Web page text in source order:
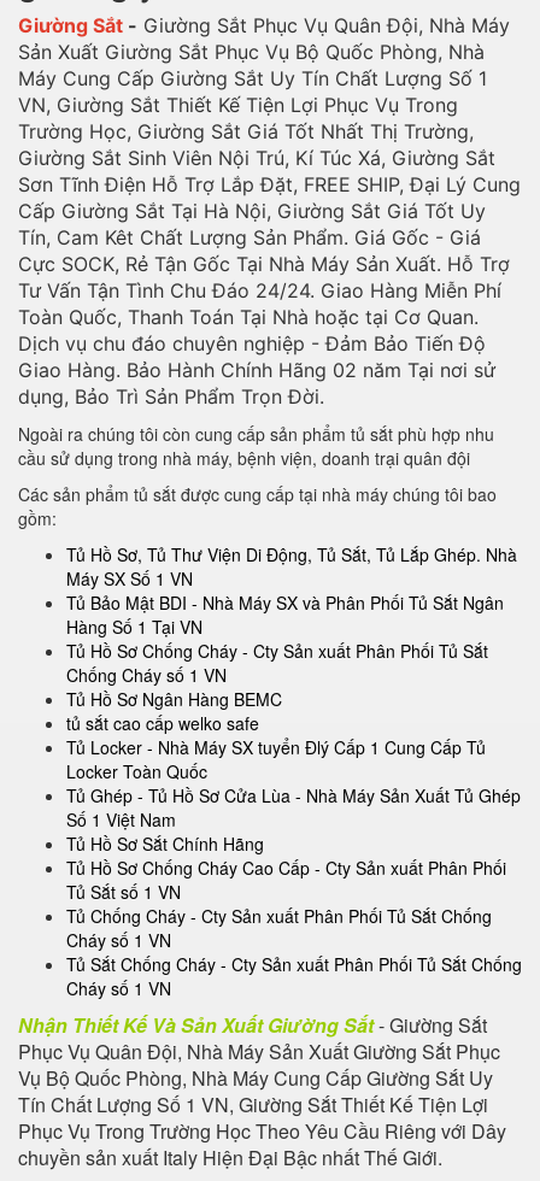
Giường Sắt - Giường Sắt Phục Vụ Quân Đội, Nhà Máy
Sản Xuất Giường Sắt Phục Vụ Bộ Quốc Phòng, Nhà
Máy Cung Cấp Giường Sắt Uy Tín Chất Lượng Số 1
VN, Giường Sắt Thiết Kế Tiện Lợi Phục Vụ Trong
Trường Học, Giường Sắt Giá Tốt Nhất Thị Trường,
Giường Sắt Sinh Viên Nội Trú, Kí Túc Xá, Giường Sắt
Sơn Tĩnh Điện Hỗ Trợ Lắp Đặt, FREE SHIP, Đại Lý Cung
Cấp Giường Sắt Tại Hà Nội, Giường Sắt Giá Tốt Uy
Tín, Cam Kêt Chất Lượng Sản Phẩm. Giá Gốc - Giá
Cực SOCK, Rẻ Tận Gốc Tại Nhà Máy Sản Xuất. Hỗ Trợ
Tư Vấn Tận Tình Chu Đáo 24/24. Giao Hàng Miễn Phí
Toàn Quốc, Thanh Toán Tại Nhà hoặc tại Cơ Quan.
Dịch vụ chu đáo chuyên nghiệp - Đảm Bảo Tiến Độ
Giao Hàng. Bảo Hành Chính Hãng 02 năm Tại nơi sử
dụng, Bảo Trì Sản Phẩm Trọn Đời.
Ngoài ra chúng tôi còn cung cấp sản phẩm tủ sắt phù hợp nhu
cầu sử dụng trong nhà máy, bệnh viện, doanh trại quân đội
Các sản phẩm tủ sắt được cung cấp tại nhà máy chúng tôi bao
gồm:
Tủ Hồ Sơ, Tủ Thư Viện Di Động, Tủ Sắt, Tủ Lắp Ghép. Nhà
Máy SX Số 1 VN
Tủ Bảo Mật BDI - Nhà Máy SX và Phân Phối Tủ Sắt Ngân
Hàng Số 1 Tại VN
Tủ Hồ Sơ Chống Cháy - Cty Sản xuất Phân Phối Tủ Sắt
Chống Cháy số 1 VN
Tủ Hồ Sơ Ngân Hàng BEMC
tủ sắt cao cấp welko safe
Tủ Locker - Nhà Máy SX tuyển Đlý Cấp 1 Cung Cấp Tủ
Locker Toàn Quốc
Tủ Ghép - Tủ Hồ Sơ Cửa Lùa - Nhà Máy Sản Xuất Tủ Ghép
Số 1 Việt Nam
Tủ Hồ Sơ Sắt Chính Hãng
Tủ Hồ Sơ Chống Cháy Cao Cấp - Cty Sản xuất Phân Phối
Tủ Sắt số 1 VN
Tủ Chống Cháy - Cty Sản xuất Phân Phối Tủ Sắt Chống
Cháy số 1 VN
Tủ Sắt Chống Cháy - Cty Sản xuất Phân Phối Tủ Sắt Chống
Cháy số 1 VN
Nhận Thiết Kế Và Sản Xuất Giường Sắt- Giường Sắt
Phục Vụ Quân Đội, Nhà Máy Sản Xuất Giường Sắt Phục
Vụ Bộ Quốc Phòng, Nhà Máy Cung Cấp Giường Sắt Uy
Tín Chất Lượng Số 1 VN, Giường Sắt Thiết Kế Tiện Lợi
Phục Vụ Trong Trường Học Theo Yêu Cầu Riêng với Dây
chuyền sản xuất Italy Hiện Đại Bậc nhất Thế Giới.